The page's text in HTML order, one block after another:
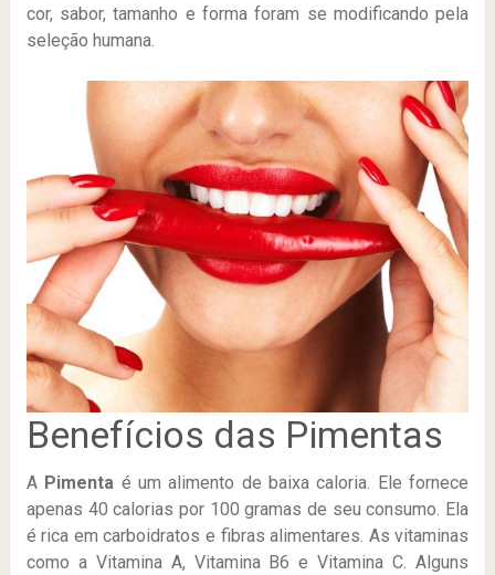
cor, sabor, tamanho e forma foram se modificando pela
seleção humana.
Benefícios das Pimentas
A Pimenta é um alimento de baixa caloria. Ele fornece
apenas 40 calorias por 100 gramas de seu consumo. Ela
é rica em carboidratos e fibras alimentares. As vitaminas
como a Vitamina A, Vitamina B6 e Vitamina C. Alguns